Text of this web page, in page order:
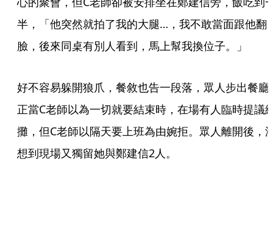
半，「他突然就拍了我的大腿…，我不敢當面跟他翻
臉，後來同桌有別人看到，馬上幫我換位子。」
好不容易躲開狼爪，餐敘也告一段落，眾人步出餐廳
正當C老師以為一切就要結束時，在場有人臨時提議
攤，但C老師以隔天要上班為由婉拒。眾人離開後，
想到現場又獨留她與鄭建信2人。